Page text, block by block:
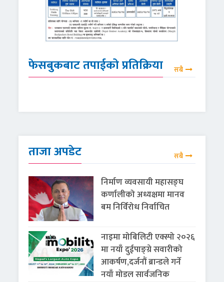
फेसबुकबाट तपाईको प्रतिक्रिया सबै
ताजा अपडेट सबै
निर्माण व्यवसायी महासङ्घ
कर्णालीको अध्यक्षमा मानव
बम निर्विरोध निर्वाचित
नाइमा मोबिलिटी एक्स्पो २०२६
मा नयाँ दुईपाङ्ग्रे सवारीको
आकर्षण,दर्जनौं ब्रान्डले गर्ने
नयाँ मोडल सार्वजनिक